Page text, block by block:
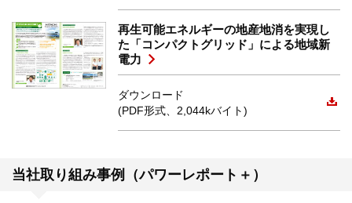
再生可能エネルギーの地産地消を実現し
た「コンパクトグリッド」による地域新
電力
ダウンロード
(PDF形式、2,044kバイト)
当社取り組み事例（パワーレポート＋）